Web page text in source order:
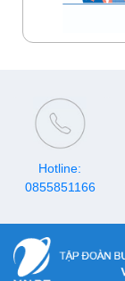
Hotline:
0855851166